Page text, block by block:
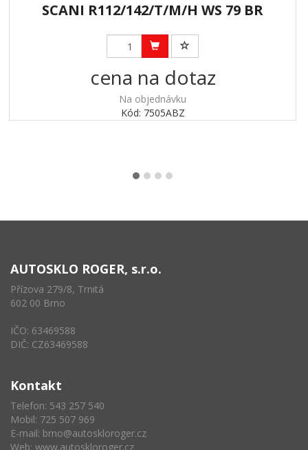
SCANI R112/142/T/M/H WS 79 BR
cena na dotaz
Na objednávku
Kód: 7505ABZ
AUTOSKLO ROGER, s.r.o.
Přízova 279/8, Trnitá
602 00 Brno
IČO: 63469588
DIČ: CZ63469588
Kontakt
Telefon: 543 257 540
Mobil: 725 507 969
E-mail: brno@autoskloroger.cz
Web: www.autoskloroger.cz